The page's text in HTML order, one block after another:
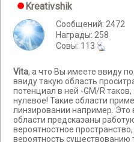
Kreativshik
Сообщений: 2472
Награды: 258
Cовы: 113
Vita, а что Вы имеете ввиду
ввиду такую область
потенциал в ней -GM/R
нулевое! Такие области
линзировании например. Это
области предсказаны
вероятностное
вероятность существованию